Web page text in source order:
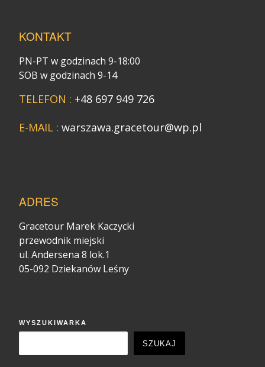
KONTAKT
PN-PT w godzinach 9-18:00
SOB w godzinach 9-14
TELEFON : +48 697 949 726
E-MAIL : warszawa.gracetour@wp.pl
ADRES
Gracetour Marek Kaczycki
przewodnik miejski
ul. Andersena 8 lok.1
05-092 Dziekanów Leśny
WYSZUKIWARKA
SZUKAJ